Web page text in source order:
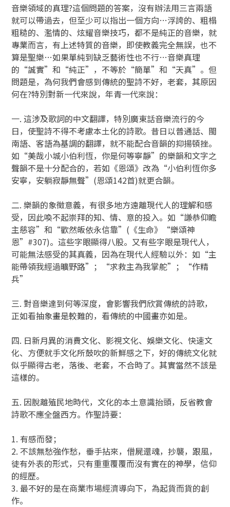
音樂領域的真理?這個問題的答案，沒有辦法用三言兩語
就可以帶過去，但至少可以指出一個方向…浮誇的、粗榻
粗糙的、濫情的、炫耀音樂技巧，都不是純正的音樂，就
專業而言，有上述特質的音樂，即使教義完全無誤，也不
算是聖樂…如果單純到缺乏藝術性也不行…音樂真理
的“誠實”和“純正”，不等於“簡單”和“天真”。但
問題是，為何我們會感到傳統的聖詩不好，老套，其原因
何在?特別對新一代來說，年青一代來說：
一. 這涉及歌詞的中文翻譯，特別廣東話音樂流行的今
日，使聖詩不得不考慮本土化的詩歌。昔日以普通話、閩
南語、客語為基調的翻譯，就不能配合音韻的抑揚頓挫。
如“美哉小城小伯利恆，你是何等寧靜”的樂韻和文字之
聲韻不是十分配合的，若如《恩頌》改為“小伯利恆你多
安寧，安躺寂靜無聲”(恩頌142首)就更合韻。
二. 樂韻的象徵意義，有很多地方遠離現代人的理解和感
受，因此喚不起崇拜的知、情、意的投入。如“謙恭仰瞻
主慈容”和“歡然皈依永信靠”(《生命》“樂頌神
恩”#307)。這些字眼顯得八股。又有些字眼是現代人，
可能無法感受的其真義，因為在現代人經驗以外：如“主
能帶領我經過曠野路”；“求救主為我掌舵”；“作精
兵”
三. 對音樂達到何等深度，會影響我們欣賞傳統的詩歌，
正如看抽象畫是較難的，看傳統的中國畫亦如是。
四. 日新月異的消費文化、影視文化、娛樂文化、快速文
化、方便就手文化所鼓吹的新鮮感之下，好的傳統文化就
似乎顯得古老，落後、老套，不合時了。其實當然不該是
這樣的。
五. 因脫離殖民地時代，文化的本土意識抬頭，反省教會
詩歌不應全盤西方。作聖詩要：
1. 有感而發；
2. 不該無愁強作愁，垂手拈來，借屍還魂，抄襲，跟風，
徒有外表的形式，只有重重覆覆而沒有實在的神學，信仰
的經歷。
3. 最不好的是在商業市場經濟導向下，為起貨而貨的創
作。